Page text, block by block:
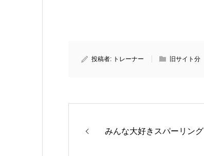
投稿者: トレーナー 旧サイト分
みんな大好きスパーリング